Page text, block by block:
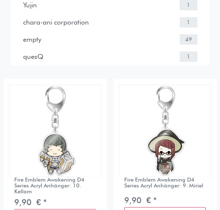
Yujin 1
chara-ani corporation 1
empty 49
quesQ 1
Fire Emblem Awakening D4
Series Acryl Anhänger: 10.
Kellam
9,90 € *
Fire Emblem Awakening D4
Series Acryl Anhänger: 9. Miriel
9,90 € *